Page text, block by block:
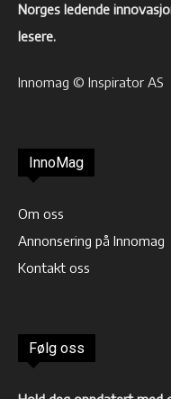
Norges ledende
lesere.
Innomag © Inspirator AS
InnoMag
Om oss
Annonsering på Innomag
Kontakt oss
Følg oss